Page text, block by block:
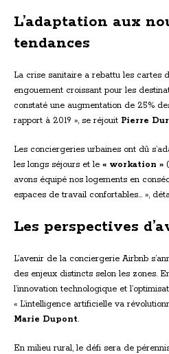
L’adaptation aux
tendances
La crise sanitaire a rebattu les cartes
engouement croissant pour les
constaté une augmentation de 25%
rapport à 2019 », se réjouit Pierre
Les conciergeries urbaines ont dû
les longs séjours et le « workation »
avons équipé nos logements en
espaces de travail confortables… »,
Les perspectives
L’avenir de la conciergerie Airbnb
des enjeux distincts selon les zones.
l’innovation technologique et
« L’intelligence artificielle va
Marie Dupont.
En milieu rural, le défi sera de